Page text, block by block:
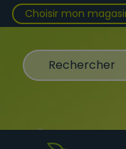
Choisir mon